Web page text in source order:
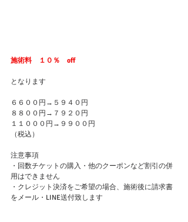
施術料　１０％　off
となります
６６００円→５９４０円
８８００円→７９２０円
１１０００円→９９００円
（税込）
注意事項
・回数チケットの購入・他のクーポンなど割引の併
用はできません
・クレジット決済をご希望の場合、施術後に請求書
をメール・LINE送付致します